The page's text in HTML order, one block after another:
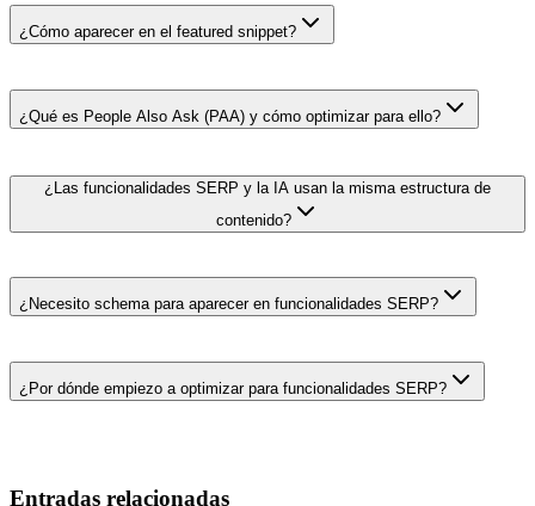
¿Cómo aparecer en el featured snippet?
¿Qué es People Also Ask (PAA) y cómo optimizar para ello?
¿Las funcionalidades SERP y la IA usan la misma estructura de
contenido?
¿Necesito schema para aparecer en funcionalidades SERP?
¿Por dónde empiezo a optimizar para funcionalidades SERP?
Entradas relacionadas